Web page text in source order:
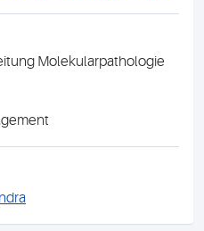
Molekularpathologie